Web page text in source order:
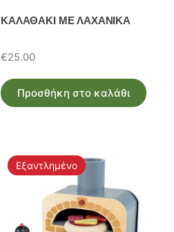
ΚΑΛΑΘΑΚΙ ΜΕ ΛΑΧΑΝΙΚΑ
€25.00
Προσθήκη στο καλάθι
Εξαντλημένο